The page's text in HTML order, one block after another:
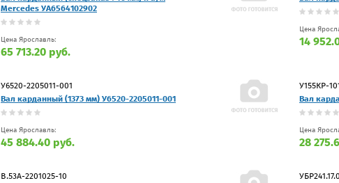
Mercedes УА6564102902
Цена Ярославль:
65 713.20 руб.
Цена
14
У6520-2205011-001
Вал карданный (1373 мм) У6520-2205011-001
Цена Ярославль:
45 884.40 руб.
У155КР-
Вал
Цена
28
В.53А-2201025-10